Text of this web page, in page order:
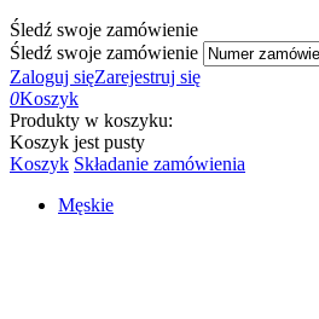
Śledź swoje zamówienie
Śledź swoje zamówienie
Zaloguj sięZarejestruj się
0Koszyk
Produkty w koszyku:
Koszyk jest pusty
Koszyk Składanie zamówienia
Męskie